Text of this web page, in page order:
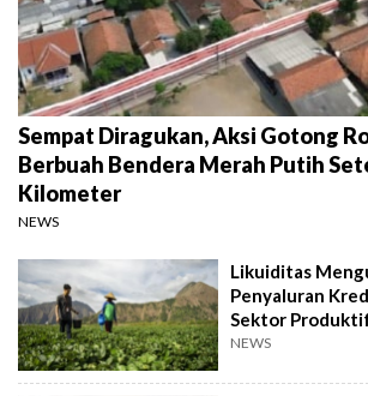
Sempat Diragukan, Aksi Gotong
Berbuah Bendera Merah Putih
Kilometer
NEWS
Likuiditas
Penyaluran
Sektor
NEWS